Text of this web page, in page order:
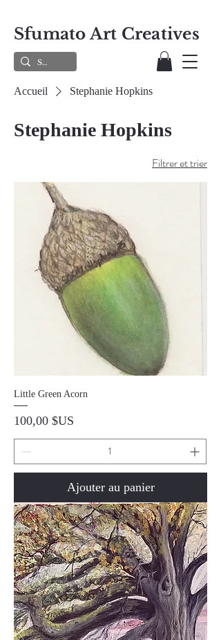
Sfumato Art Creatives
Accueil Stephanie Hopkins
Stephanie Hopkins
Filtrer et trier
Little Green Acorn
Prix
100,00 $US
Ajouter au panier